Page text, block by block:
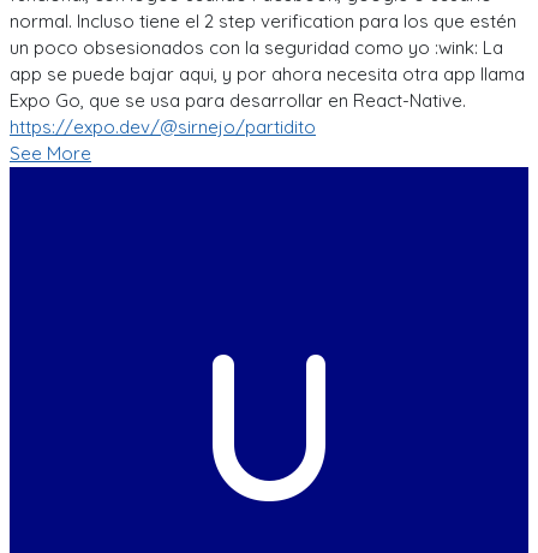
normal. Incluso tiene el 2 step verification para los que estén
un poco obsesionados con la seguridad como yo :wink: La
app se puede bajar aqui, y por ahora necesita otra app llama
Expo Go, que se usa para desarrollar en React-Native.
https://expo.dev/@sirnejo/partidito
See More
U